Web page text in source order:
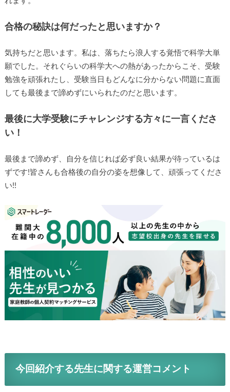
合格の秘訣は何だったと思いますか？
気持ちだと思います。私は、落ちたら浪人する覚悟で科学大単
願でした。それぐらいの科学大への熱があったからこそ、受験
勉強を頑張れたし、受験当日もどんなに分からない問題に直面
しても最後まで諦めずにいられたのだと思います。
最後に大学受験にチャレンジする方々に一言くださ
い！
最後まで諦めず、自分を信じれば必ず良い結果が待っているは
ずです!皆さんも合格後の自分の姿を想像して、頑張ってくださ
い!!
今回紹介する先生に関する運営コメント